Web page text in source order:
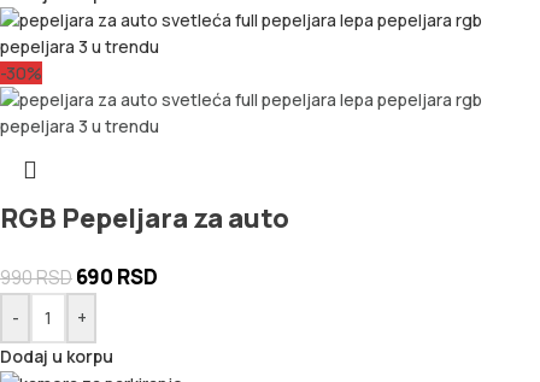
-30%
RGB Pepeljara za auto
990RSD690 RSD
-
+
Dodaj u korpu